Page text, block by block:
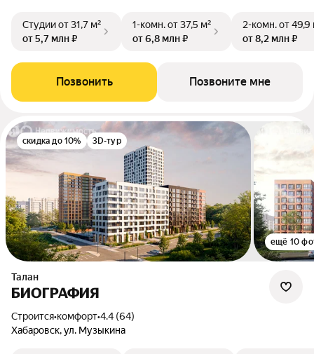
Студииот 31,7 м²
от 5,7 млн ₽
1-комн.от 37,5 м²
от 6,8 млн ₽
2-комн.от 49,9
от 8,2 млн ₽
Позвонить Позвоните мне
скидка до 10% 3D-тур
ещё 10
Талан
БИОГРАФИЯ
Строится•комфорт•4.4 (64)
Хабаровск, ул. Музыкина